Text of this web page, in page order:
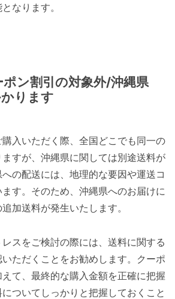
なります。
ン割引の対象外/沖縄県
ります
入いただく際、全国どこでも同一の
すが、沖縄県に関しては別途送料が
の配送には、地理的な要因や運送コ
す。そのため、沖縄県へのお届けに
加送料が発生いたします。
スをご検討の際には、送料に関する
ただくことをお勧めします。クーポ
て、最終的な購入金額を正確に把握
ついてしっかりと把握しておくこと